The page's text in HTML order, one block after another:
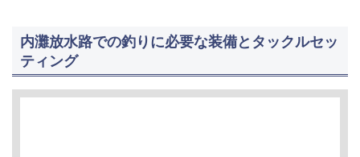
内灘放水路での釣りに必要な装備とタックルセッ
ティング